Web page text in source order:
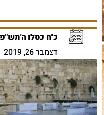
כ"ח כסלו ה'תש"פ
דצמבר 26, 2019